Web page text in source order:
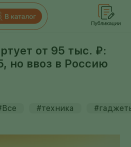
от 95 тыс. ₽:
но ввоз в Россию
#техника